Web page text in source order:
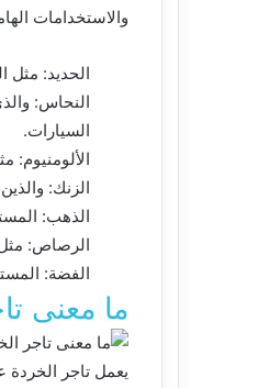
والاستخدامات
الحديد: مثل
النحاس:
السيارات.
الألومنيوم:
الزنك:
الذهب:
الرصاص: مثل
الفضة:
ما معنى
يعمل تاجر الخردة